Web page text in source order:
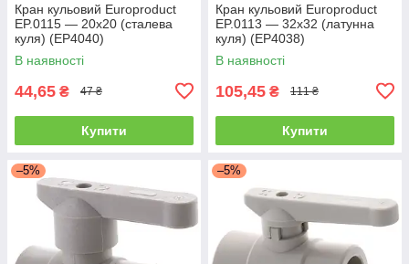
Кран кульовий Europroduct
EP.0115 — 20x20 (сталева
куля) (EP4040)
В наявності
44,65 ₴ 47 ₴
Купити
Кран кульовий Europroduct
EP.0113 — 32x32 (латунна
куля) (EP4038)
В наявності
105,45 ₴ 111 ₴
Купити
–5% –5%